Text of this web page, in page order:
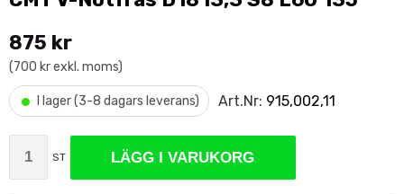
875 kr
(700 kr exkl. moms)
• I lager (3-8 dagars leverans) Art.Nr: 915,002,11
ST LÄGG I VARUKORG